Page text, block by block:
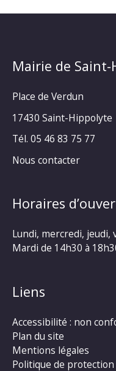
Mairie de
Place de Verdun
17430 Saint-Hippolyte
Tél. 05 46 83 75 77
Nous contacter
Horaires
Lundi, mercredi, jeudi,
Mardi de 14h30 à
Liens
Accessibilité : non
Plan du site
Mentions légales
Politique de